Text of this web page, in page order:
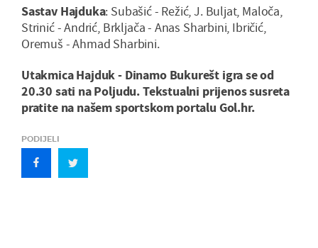
Sastav Hajduka: Subašić - Režić, J. Buljat, Maloča,
Strinić - Andrić, Brkljača - Anas Sharbini, Ibričić,
Oremuš - Ahmad Sharbini.
Utakmica Hajduk - Dinamo Bukurešt igra se od
20.30 sati na Poljudu. Tekstualni prijenos susreta
pratite na našem sportskom portalu Gol.hr.
PODIJELI